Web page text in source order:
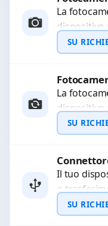
La
dispositivo
immagini
SU
La
dispositivo
problemi
SU
Il tuo
o
rotti,
SU